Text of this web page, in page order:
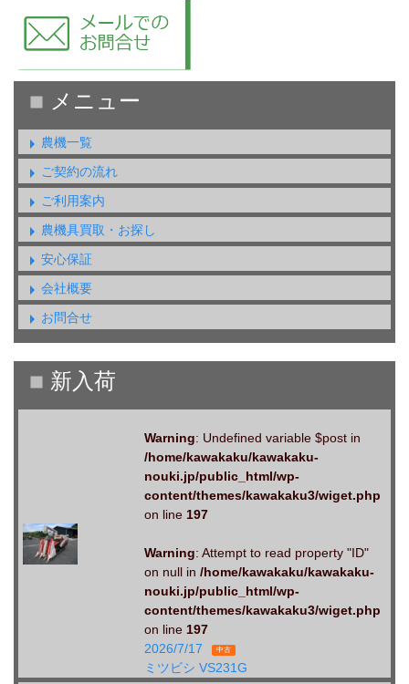
農機一覧
ご契約の流れ
ご利用案内
農機具買取・お探し
安心保証
会社概要
お問合せ
Warning: Undefined variable $post in
/home/kawakaku/kawakaku-
nouki.jp/public_html/wp-
content/themes/kawakaku3/wiget.php
on line 197
Warning: Attempt to read property "ID"
on null in /home/kawakaku/kawakaku-
nouki.jp/public_html/wp-
content/themes/kawakaku3/wiget.php
on line 197
2026/7/17
中古
ミツビシ VS231G